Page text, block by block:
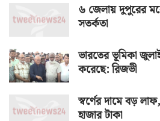
৬ জেলায় দুপুরের
সতর্কতা
ভারতের ভূমিকা
করেছে: রিজভী
স্বর্ণের দামে বড়
হাজার টাকা